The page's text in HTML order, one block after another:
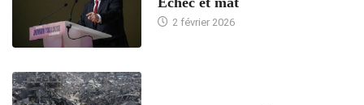
2 février 2026